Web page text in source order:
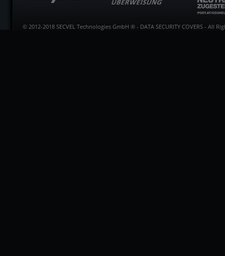
© 2012-2018 SECVEL Technologies GmbH ® - DATA SECURITY COVERS - All